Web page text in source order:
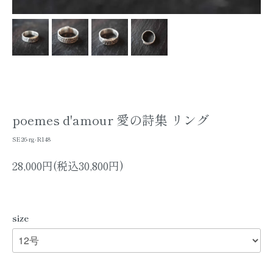
poemes d'amour 愛の詩集 リング
SE26-rg-R148
28,000円(税込30,800円)
size